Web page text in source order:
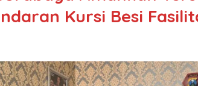
Kursi Besi